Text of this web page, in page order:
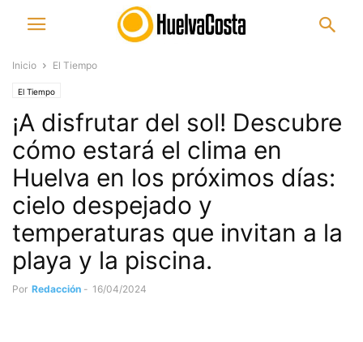
Inicio El Tiempo
El Tiempo
¡A disfrutar del sol! Descubre
cómo estará el clima en
Huelva en los próximos días:
cielo despejado y
temperaturas que invitan a la
playa y la piscina.
Por Redacción - 16/04/2024